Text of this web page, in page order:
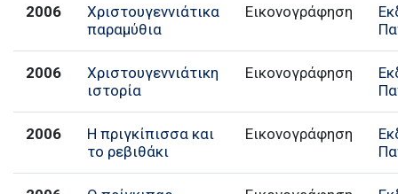
2006
Χριστουγεννιάτικα
παραμύθια
Εικονογράφηση
2006
Χριστουγεννιάτικη
ιστορία
Εικονογράφηση
2006
Η πριγκίπισσα και
το ρεβιθάκι
Εικονογράφηση